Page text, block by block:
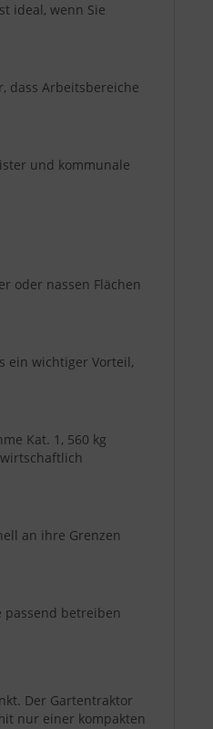
ideal, wenn Sie
dass Arbeitsbereiche
und kommunale
oder nassen Flächen
ein wichtiger Vorteil,
Kat. 1, 560 kg
an ihre Grenzen
passend betreiben
Der Gartentraktor
nur einer kompakten